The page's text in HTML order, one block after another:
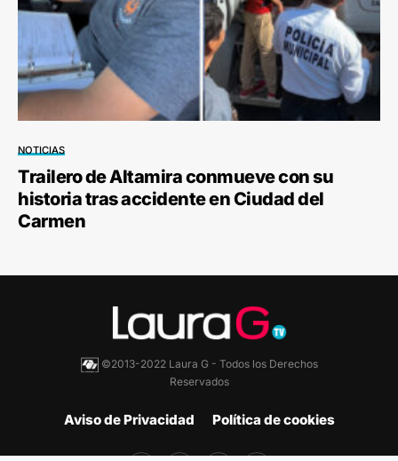
NOTICIAS
Trailero de Altamira conmueve con su
historia tras accidente en Ciudad del
Carmen
©2013-2022 Laura G - Todos los Derechos
Reservados
Aviso de Privacidad Política de cookies